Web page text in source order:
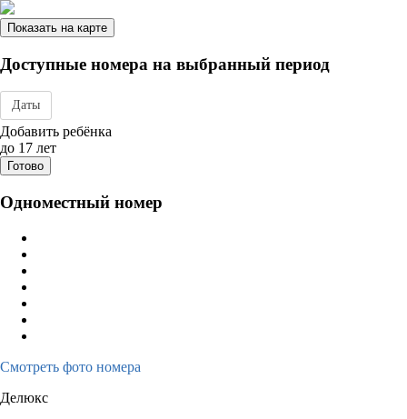
Показать на карте
Доступные номера на выбранный период
Даты
Дата заезда - отъезда
Добавить ребёнка
до 17 лет
Готово
Одноместный номер
Смотреть фото номера
Делюкс